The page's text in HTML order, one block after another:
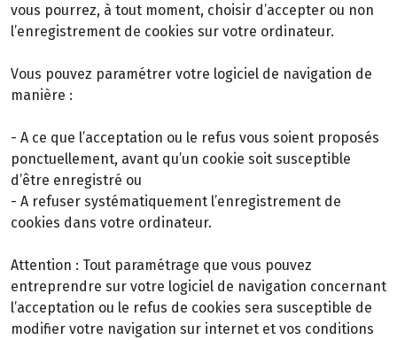
vous pourrez, à tout moment, choisir d’accepter ou non
l’enregistrement de cookies sur votre ordinateur.
Vous pouvez paramétrer votre logiciel de navigation de
manière :
- A ce que l’acceptation ou le refus vous soient proposés
ponctuellement, avant qu’un cookie soit susceptible
d’être enregistré ou
- A refuser systématiquement l’enregistrement de
cookies dans votre ordinateur.
Attention : Tout paramétrage que vous pouvez
entreprendre sur votre logiciel de navigation concernant
l’acceptation ou le refus de cookies sera susceptible de
modifier votre navigation sur internet et vos conditions